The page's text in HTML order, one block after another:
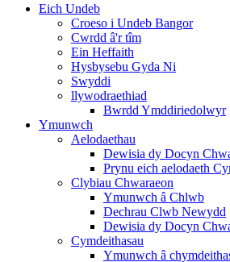
Eich Undeb
Croeso i Undeb Bangor
Cwrdd â'r tîm
Ein Heffaith
Hysbysebu Gyda Ni
Swyddi
llywodraethiad
Bwrdd Ymddiriedolwyr
Ymunwch
Aelodaethau
Dewisia dy Docyn
Prynu eich aelodaeth
Clybiau Chwaraeon
Ymunwch â Chlwb
Dechrau Clwb Newydd
Dewisia dy Docyn
Cymdeithasau
Ymunwch â